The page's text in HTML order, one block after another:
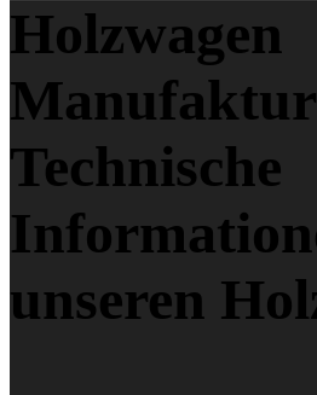
Holzwagen
Technische
unseren